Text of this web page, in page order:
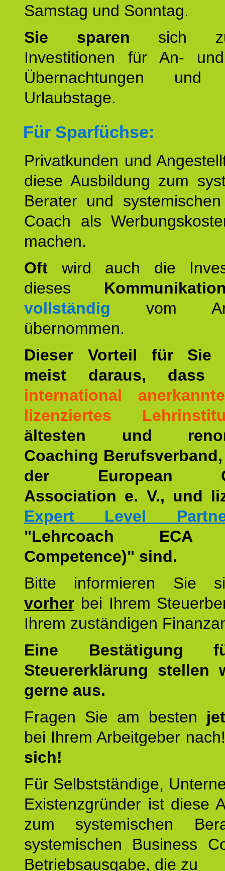
Samstag und Sonntag.
Sie sparen sich
Investitionen für An-
Übernachtungen und
Urlaubstage.
Für Sparfüchse:
Privatkunden und
diese Ausbildung zum
Berater und
Coach als
machen.
Oft wird auch die
dieses
vollständig vom
übernommen.
Dieser Vorteil für Sie
meist daraus,
international
lizenziertes
ältesten und
Coaching
der European
Association e. V., und
Expert Level
"Lehrcoach ECA
Competence)" sind.
Bitte informieren Sie
vorher bei Ihrem
Ihrem zuständigen
Eine Bestätigung
Steuererklärung stellen
gerne aus.
Fragen Sie am besten
bei Ihrem Arbeitgeber
sich!
Für Selbstständige,
Existenzgründer ist diese
zum systemischen
systemischen Business
Betriebsausgabe, die zu